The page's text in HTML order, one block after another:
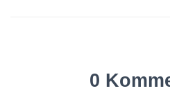
0